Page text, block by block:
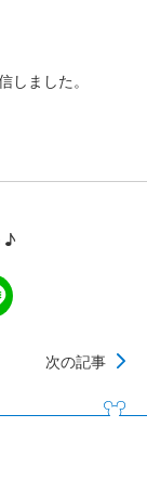
ました。
♪
次の記事